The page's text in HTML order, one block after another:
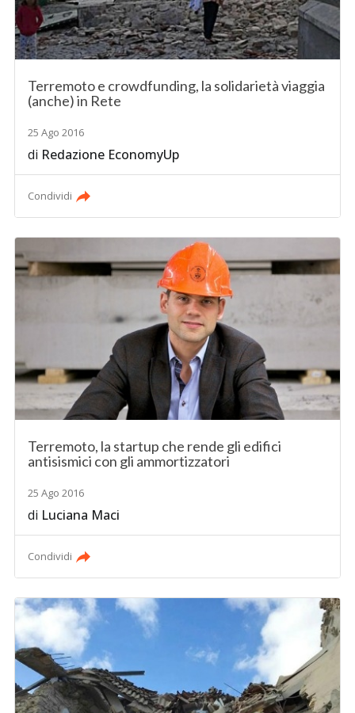
Terremoto e crowdfunding, la solidarietà viaggia
(anche) in Rete
25 Ago 2016
di Redazione EconomyUp
Condividi
Terremoto, la startup che rende gli edifici
antisismici con gli ammortizzatori
25 Ago 2016
di Luciana Maci
Condividi